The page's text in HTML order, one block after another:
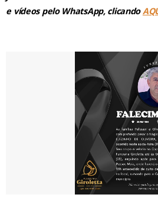
e vídeos pelo WhatsApp, clicando